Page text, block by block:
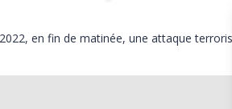
en fin de matinée, une attaque